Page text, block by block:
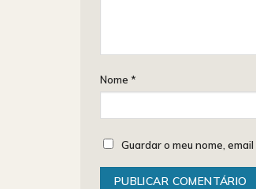
Nome *
Guardar o meu nome,